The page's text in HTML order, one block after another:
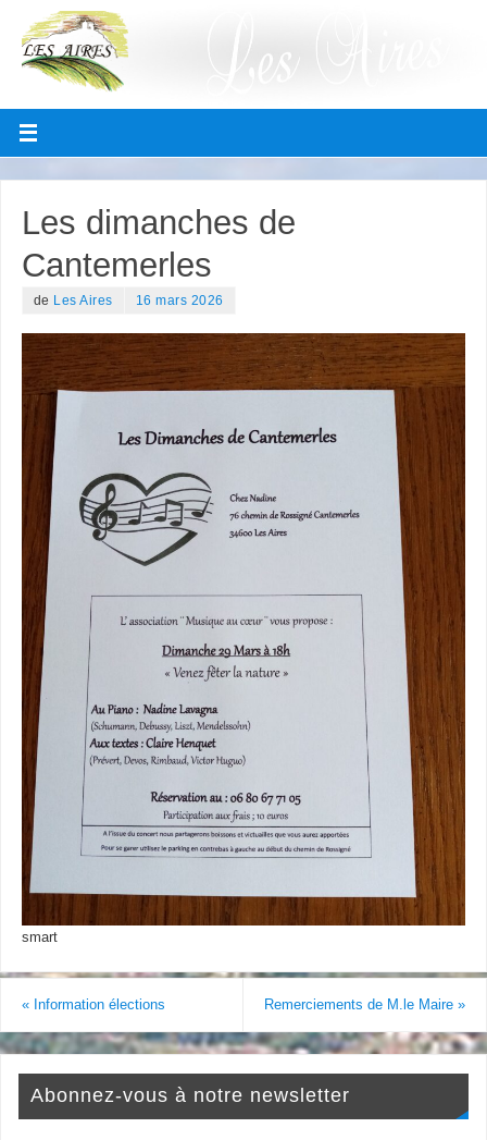
Les dimanches de
Cantemerles
de Les Aires 16 mars 2026
smart
«Information élections Remerciements de M.le Maire»
Abonnez-vous à notre newsletter